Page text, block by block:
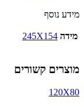
מידע נוסף
מידה 245X154
מוצרים קשורים
120X80